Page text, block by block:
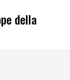
della